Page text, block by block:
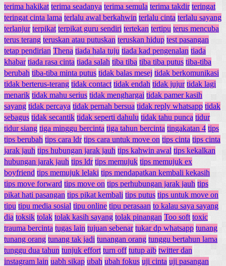
terima hakikat terima seadanya terima semula terima takdir teringat
teringat cinta lama terlalu awal berkahwin terlalu cinta terlalu sayang
terlanjur terpikat terpikat guru sendiri tertekan tertipu terus mencuba
terus terang teruskan atau putuskan teruskan hidup test pasangan
tetap pendirian Thena tiada hala tuju tiada kad pengenalan tiada
khabar tiada rasa cinta tiada salah tiba tiba tiba tiba putus tiba-tiba
berubah tiba-tiba minta putus tidak balas mesej tidak berkomunikasi
tidak berterus-terang tidak contact tidak endah tidak jujur tidak lagi
menarik tidak mahu serius tidak menghargai tidak pamer kasih
sayang tidak percaya tidak pernah bersua tidak reply whatsapp tidak
sebagus tidak secantik tidak seperti dahulu tidak tahu punca tidur
tidur siang tiga minggu bercinta tiga tahun bercinta tingakatan 4 tips
tips berubah tips cara ldr tips cara untuk move on tips cinta tips cinta
jarak jauh tips hubungan jarak jauh tips kahwin awal tips kekalkan
hubungan jarak jauh tips ldr tips memujuk tips memujuk ex
boyfriend tips memujuk lelaki tips mendapatkan kembali kekasih
tips move forward tips move on tips perhubungan jarak jauh tips
pikat hati pasangan tips pikat kembali tips putus tips untuk move on
tipu tipu media sosial tipu online tipu perasaan to kalau saya sayang
dia toksik tolak tolak kasih sayang tolak pinangan Too soft toxic
trauma bercinta tugas lain tujuan sebenar tukar dp whatsapp tunang
tunang orang tunang tak jadi tunangan orang tunggu bertahun lama
tunggu dua tahun tunjuk effort turn off tutup aib twitter dan
instagram lain uabh sikap ubah ubah fokus uji cinta uji pasangan